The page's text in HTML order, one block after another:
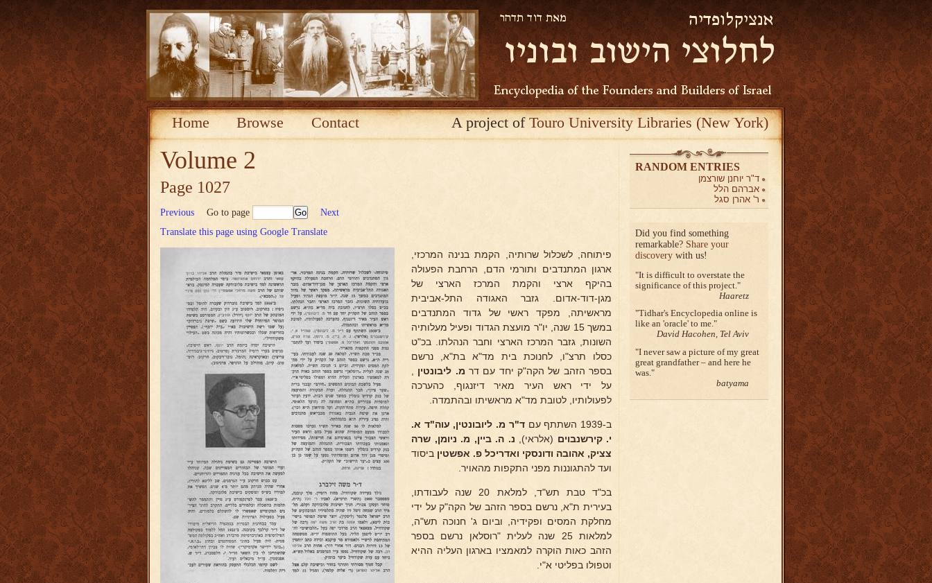
Home Browse Contact A project ofTouro University Libraries (New York)
Volume 2
Page 1027
Previous Go to page
Next
Translate this page using Google Translate
פיתוחה, לשכלול שרותיה, הקמת בנינה המרכזי,
ארגון המתנדבים ותורמי הדם, הרחבת הפעולה
בהיקף ארצי והקמת המרכז הארצי של
מגן-דוד-אדום. גזבר האגודה התל-אביבית
מראשיתה, מפקד ראשי של גדוד המתנדבים
במשך 15 שנה, יו"ר מועצת הגדוד ופעיל מעלותיה
השונות, גזבר המרכז הארצי וחבר הנהלתו. בכ"ט
כסלו תרצ"ו, לחנוכת בית מד"א בת"א, נרשם
בספר הזהב של הקה"ק יחד עם דר מ. ליבונטין
על ידי ראש העיר מאיר דיזנגוף, כהערכה
לפעולותיו, לטובת מד"א מראשיתו ובהתמדה.
ב-1939 השתתף עם
ד"ר מ. ליובונטין, עוה"ד א.
י. קירשנבוים (אלראי),
נ. ה. ביין, מ. ניומן, שרה
צציק, אהובה ודונסקי ואדריכל פ. אפשטין ביסוד
ועד להתגוננות מפני התקפות מהאויר.
בכ"ד טבת תש"ד, למלאת 20 שנה לעבודתו,
בעירית ת"א, נרשם בספר הזהב של הקה"ק על ידי
מחלקת המסים ופקידיה, וביום ג' חנוכה תש"ה,
למלאות 25 שנה לעלית "רוסלאן נרשם בספר
הזהב כאות הוקרה למאמציו בארגון העליה ההיא
וטפולו בפליטי א"י.
RANDOM ENTRIES
ד"ר יוחנן שורצמן
אברהם הלל
ר' אהרן סגל
Did you find something
remarkable? Share your
discovery with us!
It is difficult to overstate the
significance of this project.
Haaretz
Tidhar's Encyclopedia online is
like an 'oracle' to me.
David Hacohen, Tel Aviv
I never saw a picture of my great
great grandfather – and here he
was.
batyama